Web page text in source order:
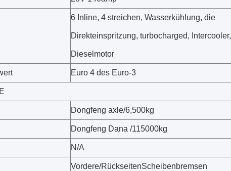
6 Inline, 4 streichen, Wasserkühlung, die
Direkteinspritzung, turbocharged, Intercooler,
Dieselmotor
Euro 4 des Euro-3
Dongfeng axle/6,500kg
Dongfeng Dana /115000kg
N/A
Vordere/RückseitenScheibenbremsen